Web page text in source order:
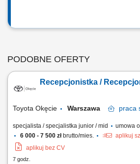
PODOBNE OFERTY
Recepcjonistka /
Toyota Okęcie Warszawa praca
specjalista / specjalistka junior / mid umowa
6 000 - 7 500 złbrutto/mies.
aplikuj
aplikuj bez CV
7 godz.